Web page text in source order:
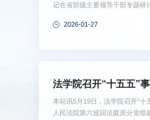
记在省部级主要领导干部专题研
进程中的重要地位，阐释了“十
2026-01-27
法学院召开“十五五”
本站讯5月19日，法学院召开“
人民法院第六巡回法庭原分党